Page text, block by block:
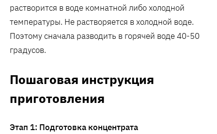
растворится в воде комнатной либо холодной
температуры. Не растворяется в холодной воде.
Поэтому сначала разводить в горячей воде 40-50
градусов.
Пошаговая инструкция
приготовления
Этап 1: Подготовка концентрата